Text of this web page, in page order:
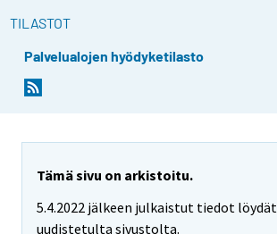
TILASTOT
Palvelualojen hyödyketilasto
Tämä sivu on arkistoitu.
5.4.2022 jälkeen julkaistut tiedot löydät
uudistetulta sivustolta.